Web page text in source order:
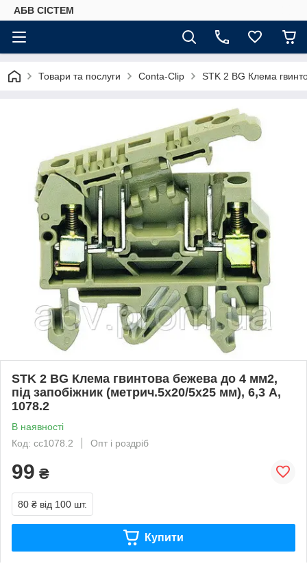
АБВ СІСТЕМ
Товари та послуги Conta-Clip STK 2 BG Клема
STK 2 BG Клема гвинтова бежева до 4 мм2,
під запобіжник (метрич.5х20/5х25 мм), 6,3 А,
1078.2
В наявності
Код: cc1078.2
Опт і роздріб
99 ₴
80 ₴ від 100 шт.
Купити